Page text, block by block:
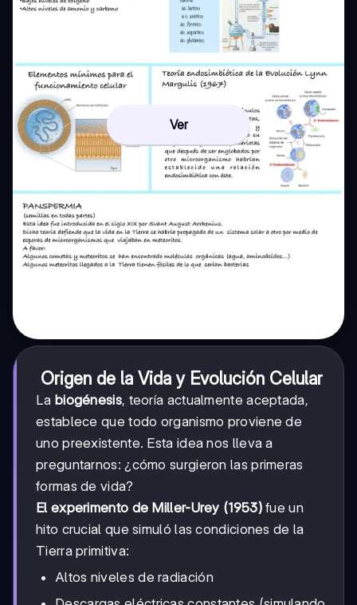
Ver
Origen de la Vida y Evolución Celular
La biogénesis, teoría actualmente aceptada,
establece que todo organismo proviene de
uno preexistente. Esta idea nos lleva a
preguntarnos: ¿cómo surgieron las primeras
formas de vida?
El experimento de Miller-Urey (1953)fue un
hito crucial que simuló las condiciones de la
Tierra primitiva:
Altos niveles de radiación